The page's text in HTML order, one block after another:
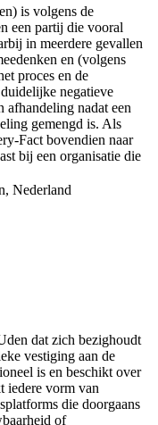
is volgens de
een partij die vooral
in meerdere gevallen
en (volgens
proces en de
negatieve
afhandeling nadat een
gemengd is. Als
Fact bovendien naar
bij een organisatie die
Nederland
dat zich bezighoudt
vestiging aan de
is en beschikt over
iedere vorm van
die doorgaans
of